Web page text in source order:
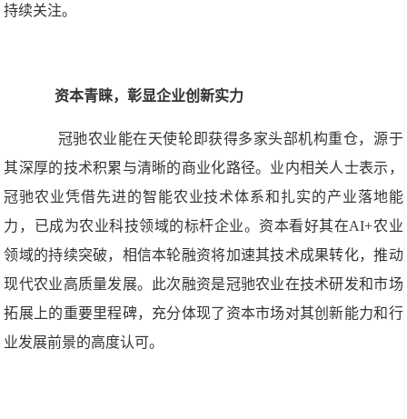
持续关注。
资本青睐，彰显企业创新实力
冠驰农业能在天使轮即获得多家头部机构重仓，源于
其深厚的技术积累与清晰的商业化路径。业内相关人士表示，
冠驰农业凭借先进的智能农业技术体系和扎实的产业落地能
力，已成为农业科技领域的标杆企业。资本看好其在AI+农业
领域的持续突破，相信本轮融资将加速其技术成果转化，推动
现代农业高质量发展。此次融资是冠驰农业在技术研发和市场
拓展上的重要里程碑，充分体现了资本市场对其创新能力和行
业发展前景的高度认可。